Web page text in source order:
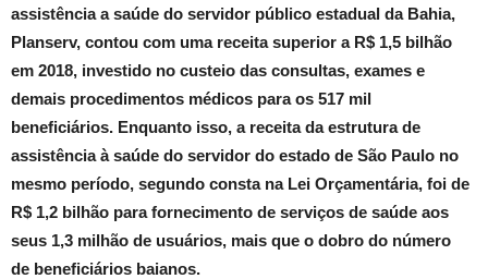
assistência a saúde do servidor público estadual da Bahia,
Planserv, contou com uma receita superior a R$ 1,5 bilhão
em 2018, investido no custeio das consultas, exames e
demais procedimentos médicos para os 517 mil
beneficiários. Enquanto isso, a receita da estrutura de
assistência à saúde do servidor do estado de São Paulo no
mesmo período, segundo consta na Lei Orçamentária, foi de
R$ 1,2 bilhão para fornecimento de serviços de saúde aos
seus 1,3 milhão de usuários, mais que o dobro do número
de beneficiários baianos.